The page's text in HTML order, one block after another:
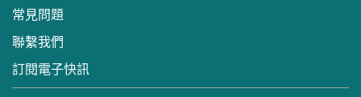
常見問題
聯繫我們
訂閱電子快訊